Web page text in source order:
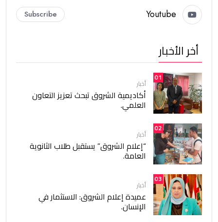
Youtube
Subscribe
أخر الأخبار
01
أخبار
أكاديمية الشروق تبحث تعزيز التعاون
العلمي.
02
أخبار
“إعلام الشروق” يستقبل طلاب الثانوية
العامة.
03
أخبار
عميدة إعلام الشروق: الاستثمار في
الإنسان.